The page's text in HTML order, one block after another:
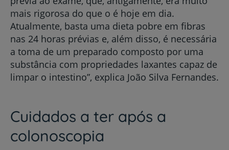
mais rigorosa do que o é hoje em dia.
Atualmente, basta uma dieta pobre em fibras
nas 24 horas prévias e, além disso, é necessária
a toma de um preparado composto por uma
substância com propriedades laxantes capaz de
limpar o intestino”, explica João Silva Fernandes.
Cuidados a ter após a
colonoscopia